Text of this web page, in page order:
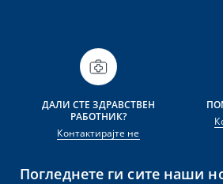
ДАЛИ СТЕ ЗДРАВСТВЕН
РАБОТНИК?
Контактирајте не
Погледнете ги сите наши